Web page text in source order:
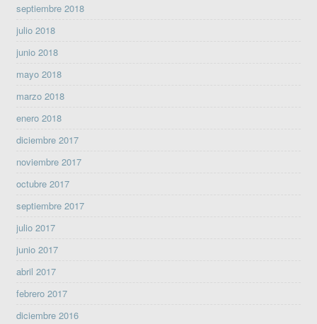
septiembre 2018
julio 2018
junio 2018
mayo 2018
marzo 2018
enero 2018
diciembre 2017
noviembre 2017
octubre 2017
septiembre 2017
julio 2017
junio 2017
abril 2017
febrero 2017
diciembre 2016